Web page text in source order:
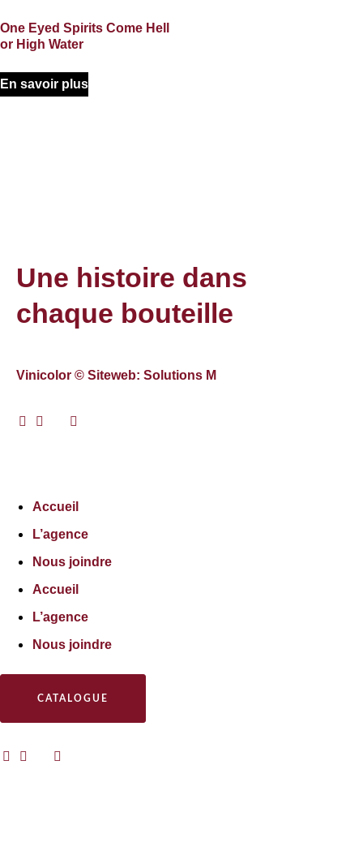
One Eyed Spirits Come Hell
or High Water
En savoir plus
Une histoire dans
chaque bouteille
Vinicolor © Siteweb: Solutions M
Accueil
L’agence
Nous joindre
Accueil
L’agence
Nous joindre
CATALOGUE